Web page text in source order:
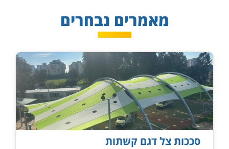
מאמרים נבחרים
סככות צל דגם קשתות